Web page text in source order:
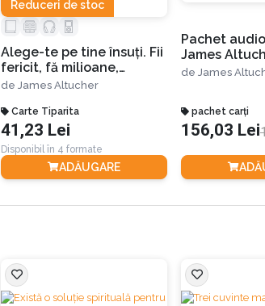
Reduceri de stoc
Alege-te pe tine însuţi. Fii
fericit, fă milioane,
trăieşte visul. Ediția a II-a
de James Altucher
Carte Tiparita
41,23 Lei
Disponibil în 4 formate
ADĂUGARE
Pachet
James
de James
pachet carți
156,03 Lei